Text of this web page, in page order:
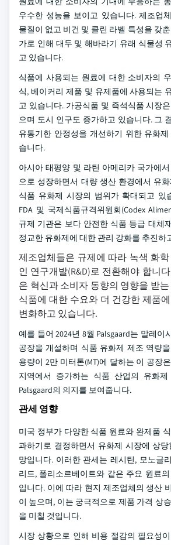
우수한 성능을 보이고 있습니다. 제조업
물질이 없고 비건 및 클린 라벨 특성을 갖
가로 인해 대두 및 해바라기 유래 식물성
고 있습니다.
식품에 사용되는 원료에 대한 소비자의
식, 베이커리 제품 및 유제품에 사용되는
고 있습니다. 가공식품 및 즉석식품 시장
으며 도시 인구도 증가하고 있습니다. 그
유통기한 안정성을 개선하기 위한 유화
습니다.
아시아 태평양 및 라틴 아메리카 국가에
으로 성장하면서 대량 생산 환경에서 유
식품 유화제 시장의 범위가 확대되고 있
FDA 및 국제식품규격위원회(Codex
규제 기관은 보다 안전한 식품 등급 대체
정교한 유화제에 대한 관리 강화를 추진하
제조업체들은 규제에 따라 녹색 화
인 연구개발(R&D)로 전환해야 합니
은 혁신과 소비자 동향의 영향을 받
식품에 대한 수요와 더 건강한 제품
변화하고 있습니다.
예를 들어 2024년 8월 Palsgaard는 말레이
공장을 개설하며 식품 유화제 제조 역량
용량이 2만 미터톤(MT)에 달하는 이 공장
지역에서 증가하는 식품 산업의 유화
Palsgaard의 의지를 보여줍니다.
관세 영향
미국 정부가 다양한 식품 원료와 완제품
과하기로 결정하면서 유화제 시장에 상
망입니다. 이러한 관세는 레시틴, 모노글
리드, 폴리소르베이트와 같은 주요 원료
입니다. 이에 따라 현지 제조업체의 생산
이 높으며, 이는 궁극적으로 제품 가격 상
을 미칠 것입니다.
시장 상황으로 인해 비용 절감의 필요성